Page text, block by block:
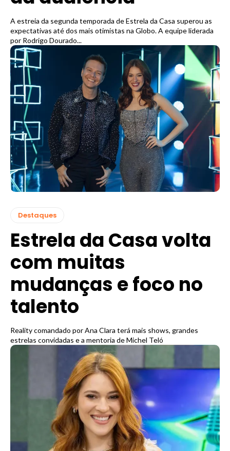
A estreia da segunda temporada de Estrela da Casa superou as
expectativas até dos mais otimistas na Globo. A equipe liderada
por Rodrigo Dourado...
Destaques
Estrela da Casa volta
com muitas
mudanças e foco no
talento
Reality comandado por Ana Clara terá mais shows, grandes
estrelas convidadas e a mentoria de Michel Teló